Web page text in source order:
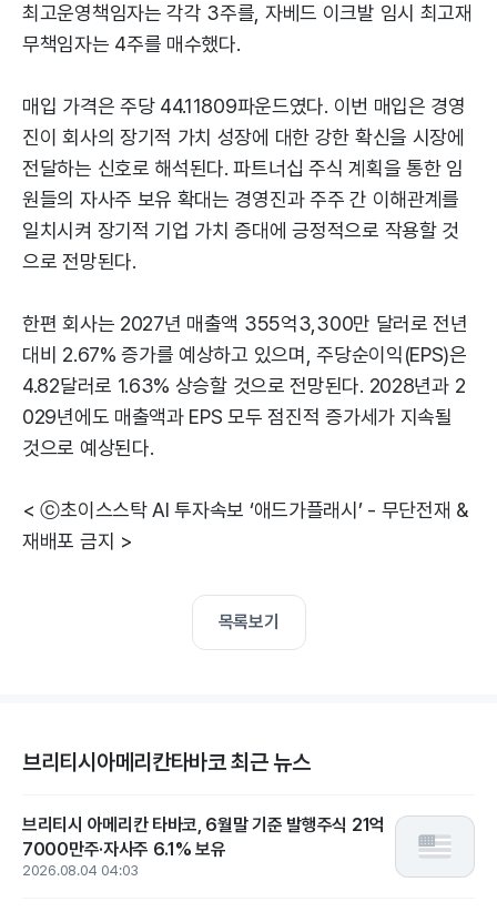
최고운영책임자는 각각 3주를, 자베드 이크발 임시 최고재
무책임자는 4주를 매수했다.
매입 가격은 주당 44.11809파운드였다. 이번 매입은 경영
진이 회사의 장기적 가치 성장에 대한 강한 확신을 시장에
전달하는 신호로 해석된다. 파트너십 주식 계획을 통한 임
원들의 자사주 보유 확대는 경영진과 주주 간 이해관계를
일치시켜 장기적 기업 가치 증대에 긍정적으로 작용할 것
으로 전망된다.
한편 회사는 2027년 매출액 355억3,300만 달러로 전년
대비 2.67% 증가를 예상하고 있으며, 주당순이익(EPS)은
4.82달러로 1.63% 상승할 것으로 전망된다. 2028년과 2
029년에도 매출액과 EPS 모두 점진적 증가세가 지속될
것으로 예상된다.
< ⓒ초이스스탁 AI 투자속보 ‘애드가플래시’ - 무단전재 &
재배포 금지 >
목록보기
브리티시아메리칸타바코 최근 뉴스
브리티시 아메리칸 타바코, 6월말 기준 발행주식 21억
7000만주·자사주 6.1% 보유
2026.08.04 04:03